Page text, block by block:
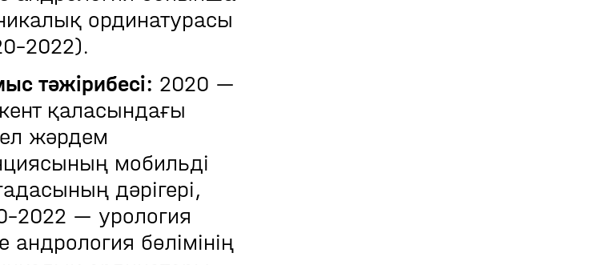
ординатурасы
тәжірибесі: 2020 —
қаласындағы
жәрдем
мобильді
дәрігері,
— урология
андрология бөлімінің